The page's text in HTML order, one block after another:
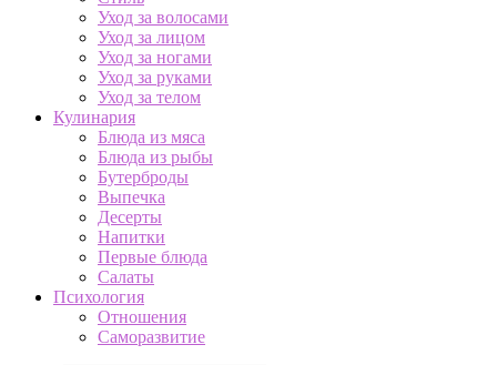
Уход за волосами
Уход за лицом
Уход за ногами
Уход за руками
Уход за телом
Кулинария
Блюда из мяса
Блюда из рыбы
Бутерброды
Выпечка
Десерты
Напитки
Первые блюда
Салаты
Психология
Отношения
Саморазвитие